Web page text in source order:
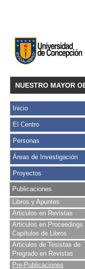
NUESTRO MAYOR
Inicio
El Centro
Personas
Áreas de Investigación
Proyectos
Publicaciones
Libros y Apuntes
Articulos en Revistas
Articulos en Proceedings
Capítulos de Libros
Articulos de Tesistas de
Pregrado en Revistas
Pre-Publicaciones